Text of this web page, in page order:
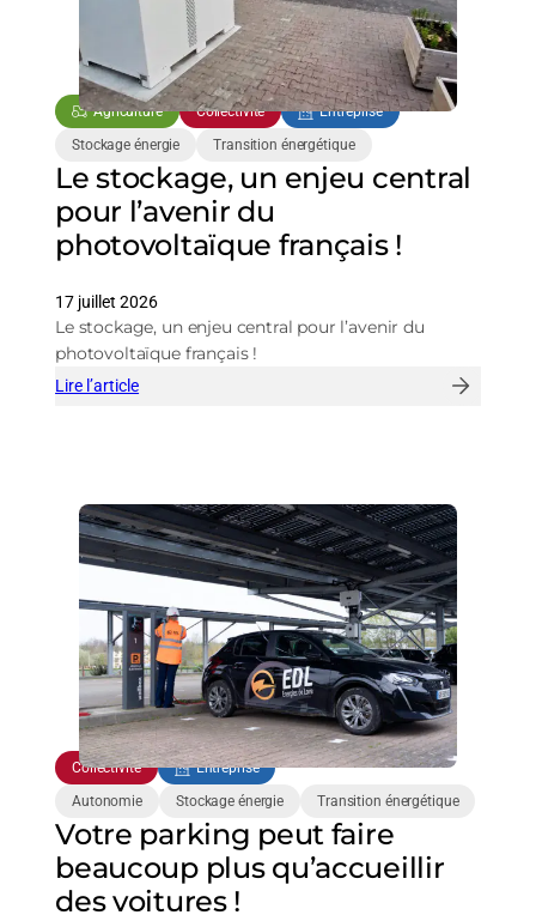
Agriculture Collectivité
Entreprise
Stockage énergie
Transition énergétique
Le stockage, un enjeu central
pour l’avenir du
photovoltaïque français !
17 juillet 2026
Le stockage, un enjeu central pour l’avenir du
photovoltaïque français !
Lire l’article
:
central
pour
l’avenir
photovoltaïque
français
Collectivité
Entreprise
Autonomie
Stockage énergie Transition énergétique
Votre parking peut faire
beaucoup plus qu’accueillir
des voitures !